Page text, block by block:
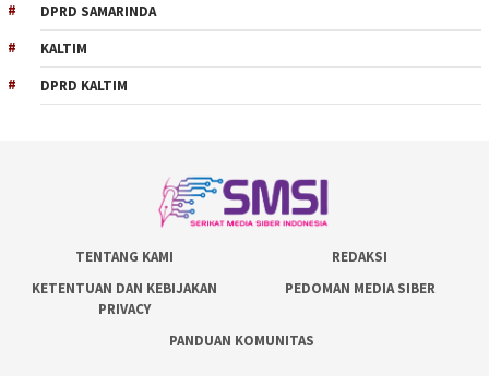
DPRD SAMARINDA
KALTIM
DPRD KALTIM
TENTANG KAMI
REDAKSI
KETENTUAN DAN KEBIJAKAN
PRIVACY
PEDOMAN MEDIA SIBER
PANDUAN KOMUNITAS